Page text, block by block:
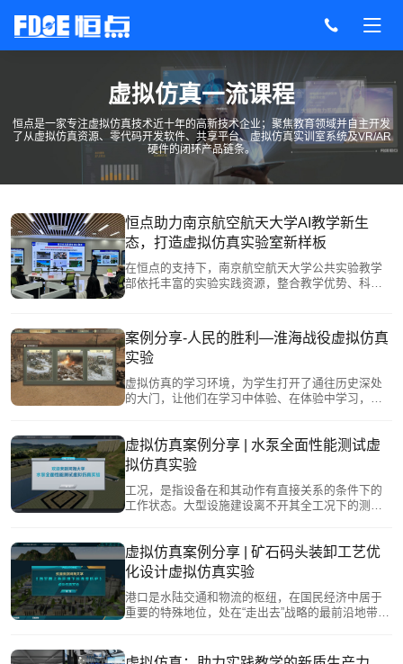
虚拟仿真一流课程
恒点是一家专注虚拟仿真技术近十年的高新技术企业；聚焦教育领域并自主开发
了从虚拟仿真资源、零代码开发软件、共享平台、虚拟仿真实训室系统及VR/AR
硬件的闭环产品链条。
恒点助力南京航空航天大学AI教学新生
态，打造虚拟仿真实验室新样板
在恒点的支持下，南京航空航天大学公共实验教学
部依托丰富的实验实践资源，整合教学优势、科研
汇、虚实结合的虚拟仿真实验室。从“虚实结合”“远
近结合”“点面结合”三个方面，开展创新实践训练，
不断推动学生工程素养和创新实践能力提升。
案例分享-人民的胜利—淮海战役虚拟仿真
实验
虚拟仿真的学习环境，为学生打开了通往历史深处
的大门，让他们在学习中体验、在体验中学习，不
虚拟仿真案例分享 | 水泵全面性能测试虚
拟仿真实验
工况，是指设备在和其动作有直接关系的条件下的
工作状态。大型设施建设离不开其全工况下的测试
统的测试手段主要依靠人工与手记，极为费时费
力。
虚拟仿真案例分享 | 矿石码头装卸工艺优
化设计虚拟仿真实验
港口是水陆交通和物流的枢纽，在国民经济中居于
重要的特殊地位，处在“走出去”战略的最前沿地带。
化海洋港口是建设海洋强国的必然要求。